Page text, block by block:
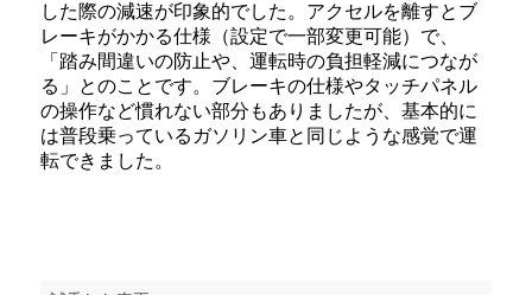
した際の減速が印象的でした。アクセルを離すとブ
レーキがかかる仕様（設定で一部変更可能）で、
「踏み間違いの防止や、運転時の負担軽減につなが
る」とのことです。ブレーキの仕様やタッチパネル
の操作など慣れない部分もありましたが、基本的に
は普段乗っているガソリン車と同じような感覚で運
転できました。